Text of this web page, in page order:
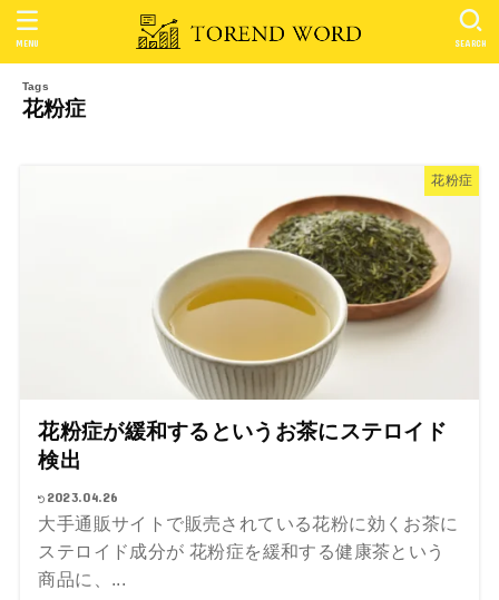
SEARCH
MENU
花粉症
花粉症
花粉症が緩和するというお茶にステロイド
検出
2023.04.26
大手通販サイトで販売されている花粉に効くお茶に
ステロイド成分が 花粉症を緩和する健康茶という
商品に、...